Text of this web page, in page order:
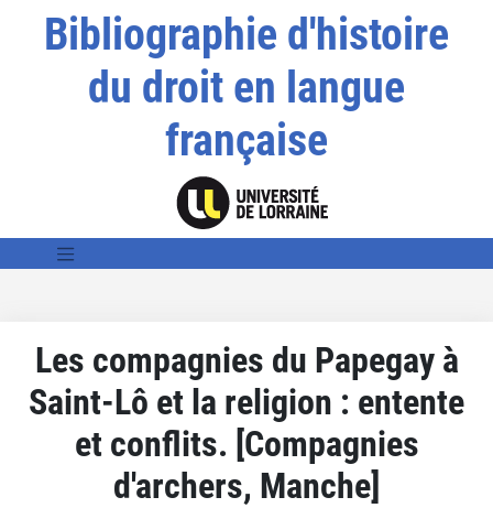
Bibliographie d'histoire
du droit en langue
française
Les compagnies du Papegay à
Saint-Lô et la religion : entente
et conflits. [Compagnies
d'archers, Manche]